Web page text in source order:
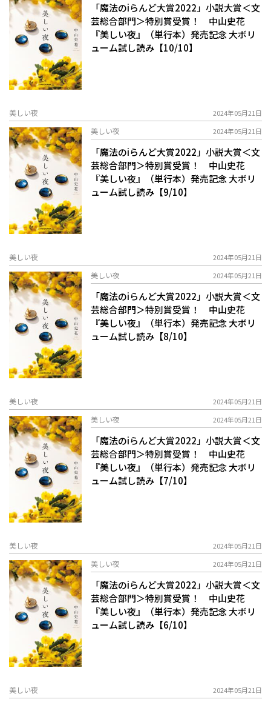
「魔法のiらんど大賞2022」小説大賞＜文
芸総合部門＞特別賞受賞！ 中山史花
『美しい夜』（単行本）発売記念 大ボリ
ューム試し読み【10/10】
美しい夜 2024年05月21日
美しい夜 2024年05月21日
「魔法のiらんど大賞2022」小説大賞＜文
芸総合部門＞特別賞受賞！ 中山史花
『美しい夜』（単行本）発売記念 大ボリ
ューム試し読み【9/10】
美しい夜 2024年05月21日
美しい夜 2024年05月21日
「魔法のiらんど大賞2022」小説大賞＜文
芸総合部門＞特別賞受賞！ 中山史花
『美しい夜』（単行本）発売記念 大ボリ
ューム試し読み【8/10】
美しい夜 2024年05月21日
美しい夜 2024年05月21日
「魔法のiらんど大賞2022」小説大賞＜文
芸総合部門＞特別賞受賞！ 中山史花
『美しい夜』（単行本）発売記念 大ボリ
ューム試し読み【7/10】
美しい夜 2024年05月21日
美しい夜 2024年05月21日
「魔法のiらんど大賞2022」小説大賞＜文
芸総合部門＞特別賞受賞！ 中山史花
『美しい夜』（単行本）発売記念 大ボリ
ューム試し読み【6/10】
美しい夜 2024年05月21日